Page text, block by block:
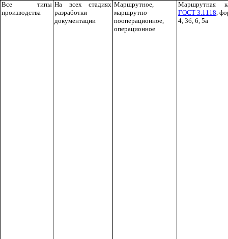
Все типы
производства
На всех стадиях
разработки
документации
Маршрутное,
маршрутно-
пооперационное,
операционное
Маршрутная
ГОСТ 3.1118,
4, 3б, 6, 5а